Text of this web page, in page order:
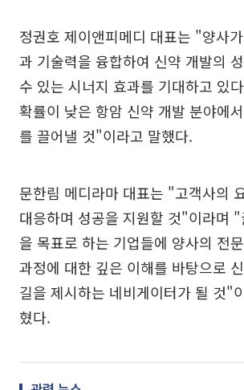
정권호 제이앤피메디 대표는 "양사
과 기술력을 융합하여 신약 개발의
수 있는 시너지 효과를 기대하고 있
확률이 낮은 항암 신약 개발 분야에
를 끌어낼 것"이라고 말했다.
문한림 메디라마 대표는 "고객사의
대응하며 성공을 지원할 것"이라며
을 목표로 하는 기업들에 양사의 전
과정에 대한 깊은 이해를 바탕으로
길을 제시하는 네비게이터가 될 것"
혔다.